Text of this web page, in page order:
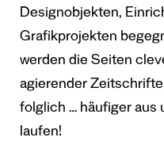
Designobjekten,
Grafikprojekten
werden die Seiten
agierender
folglich … häufiger aus
laufen!